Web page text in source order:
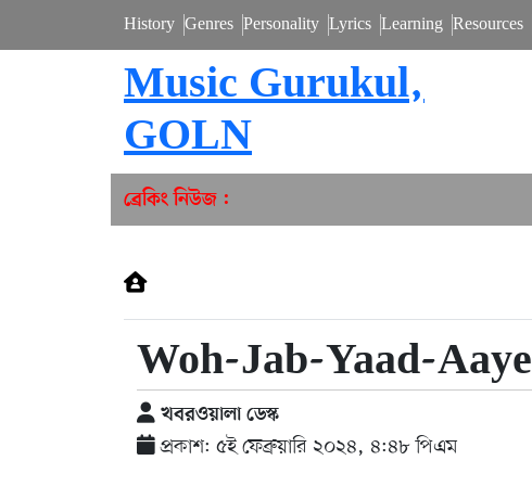
History Genres Personality Lyrics Learning Resources
Music Gurukul,
GOLN
ব্রেকিং নিউজ :
Woh-Jab-Yaad-Aaye
খবরওয়ালা ডেস্ক
প্রকাশ: ৫ই ফেব্রুয়ারি ২০২৪, ৪:৪৮ পিএম